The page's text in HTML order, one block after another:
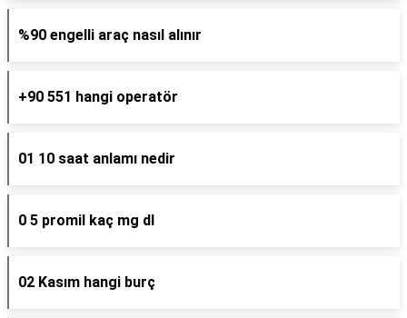
%90 engelli araç nasıl alınır
+90 551 hangi operatör
01 10 saat anlamı nedir
0 5 promil kaç mg dl
02 Kasım hangi burç